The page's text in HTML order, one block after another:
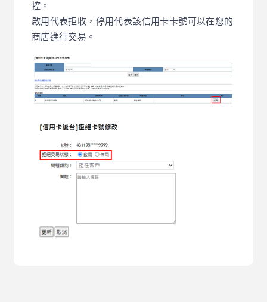
控。
啟用代表拒收，停用代表該信用卡卡號可以在您的
商店進行交易。